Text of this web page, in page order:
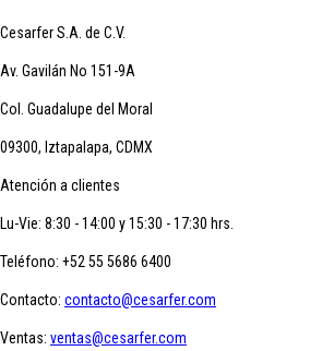
Cesarfer S.A. de C.V.
Av. Gavilán No 151-9A
Col. Guadalupe del Moral
09300, Iztapalapa, CDMX
Atención a clientes
Lu-Vie: 8:30 - 14:00 y 15:30 - 17:30 hrs.
Teléfono: +52 55 5686 6400
Contacto: contacto@cesarfer.com
Ventas: ventas@cesarfer.com